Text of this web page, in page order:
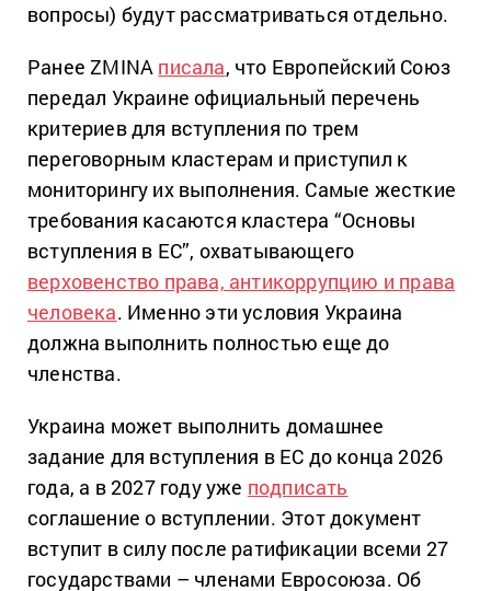
вопросы) будут рассматриваться отдельно.
Ранее ZMINA писала, что Европейский Союз
передал Украине официальный перечень
критериев для вступления по трем
переговорным кластерам и приступил к
мониторингу их выполнения. Самые жесткие
требования касаются кластера “Основы
вступления в ЕС”, охватывающего
верховенство права, антикоррупцию и права
человека. Именно эти условия Украина
должна выполнить полностью еще до
членства.
Украина может выполнить домашнее
задание для вступления в ЕС до конца 2026
года, а в 2027 году уже подписать
соглашение о вступлении. Этот документ
вступит в силу после ратификации всеми 27
государствами – членами Евросоюза. Об